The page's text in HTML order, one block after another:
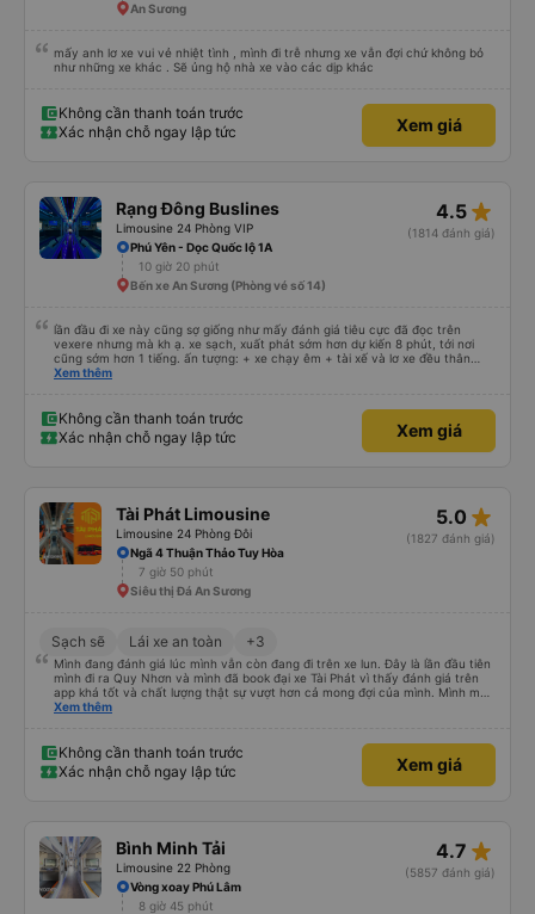
An Sương
mấy anh lơ xe vui vẻ nhiệt tình , mình đi trễ nhưng xe vẫn đợi chứ không bỏ
như những xe khác . Sẽ ủng hộ nhà xe vào các dịp khác
Không cần thanh toán trước
Xác nhận chỗ ngay lập tức
Xem giá
Rạng Đông Buslines
Limousine 24 Phòng VIP
4.5 star_rate
(1814 đánh giá)
Phú Yên - Dọc Quốc lộ 1A
10 giờ 20 phút
Bến xe An Sương (Phòng vé số 14)
lần đầu đi xe này cũng sợ giống như mấy đánh giá tiêu cực đã đọc trên
vexere nhưng mà kh ạ. xe sạch, xuất phát sớm hơn dự kiến 8 phút, tới nơi
cũng sớm hơn 1 tiếng. ấn tượng: + xe chạy êm + tài xế và lơ xe đều thân
thiện dễ thương. thật ra cũng kh tiếp xúc nhiều+ lắm nhưng cá nhân mình
an sương, xe dừng đúng 3 lần (cả ăn tối) cho khách đi vệ sinh. cái hay ở đây
là khi gần tới chỗ ăn tối sẽ có loa thông báo, loa báo là dừng 30p nhưng thực
tế chỉ dừng khoảng 25p, chắc do khách đã lên đông đủ. tóm lại thì lần đầu đi
Xem thêm
Không cần thanh toán trước
Xác nhận chỗ ngay lập tức
Xem giá
Tài Phát Limousine
Limousine 24 Phòng Đôi
5.0 star_rate
(1827 đánh giá)
Ngã 4 Thuận Thảo Tuy Hòa
7 giờ 50 phút
Siêu thị Đá An Sương
Sạch sẽ Lái xe an toàn +3
Mình đang đánh giá lúc mình vẫn còn đang đi trên xe lun. Đây là lần đầu tiên
mình đi ra Quy Nhơn và mình đã book đại xe Tài Phát vì thấy đánh giá trên
app khá tốt và chất lượng thật sự vượt hơn cả mong đợi của mình. Mình mua
giường đôi và vừa đủ cho 2 người. Nhân viên của nhà xe phải nói là siêu nhiệt
trung chuyển và lên xe lớn thì luôn hỗ trợ xách vali giùm tụi mình. Trên xe thì
có cả bánh và sữa miễn phí cho khách còn chuẩn bị cả thuốc say xe, dép,
mền, gối và đặc biệt là có gối ôm. Nchung là phải chấm nhà xe 10 sao mới
Xem thêm
Không cần thanh toán trước
Xác nhận chỗ ngay lập tức
Xem giá
Bình Minh Tải
Limousine 22 Phòng
4.7 star_rate
(5857 đánh giá)
Vòng xoay Phú Lâm
8 giờ 45 phút